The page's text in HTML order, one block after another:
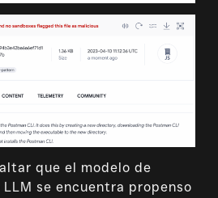
que el modelo de
se encuentra propenso